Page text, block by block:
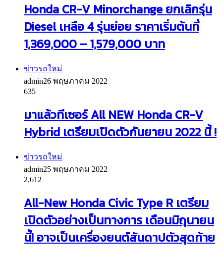
Honda CR-V Minorchange ยกเลิกรุ่น
Diesel เหลือ 4 รุ่นย่อย ราคาเริ่มต้นที่
1,369,000 – 1,579,000 บาท
ข่าวรถใหม่
admin26 พฤษภาคม 2022
635
มาแล้วทีเซอร์ All NEW Honda CR-V
Hybrid เตรียมเปิดตัวกันยายน 2022 นี้ !
ข่าวรถใหม่
admin25 พฤษภาคม 2022
2,612
All-New Honda Civic Type R เตรียม
เปิดตัวอย่างเป็นทางการ เดือนมิถุนายน
นี้! อาจเป็นเครื่องยนต์สันดาปตัวสุดท้าย